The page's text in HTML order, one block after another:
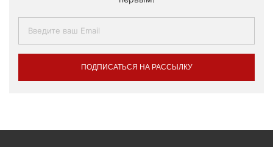
ПОДПИСАТЬСЯ НА РАССЫЛКУ